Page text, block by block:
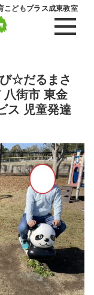
どもプラス成東教室
☆だるまさ
八街市 東金
ス 児童発達